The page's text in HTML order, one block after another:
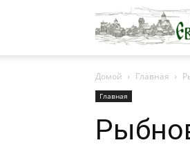
Домой Главная
Главная